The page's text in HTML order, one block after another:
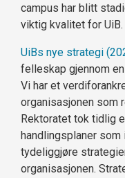
campus har blitt
viktig kvalitet for UiB.
UiBs nye strategi
felleskap gjennom
Vi har et
organisasjonen som
Rektoratet tok tidlig
handlingsplaner
tydeliggjøre
organisasjonen.